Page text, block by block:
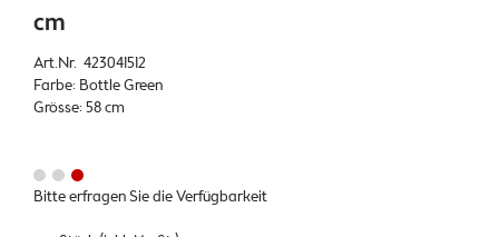
cm
Art.Nr. 423041512
Farbe: Bottle Green
Grösse: 58 cm
Bitte erfragen Sie die Verfügbarkeit